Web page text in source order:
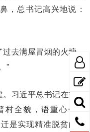
，总书记高兴地说：
去满屋冒烟的火塘，
”
习近平总书记在吉地
村全貌，语重心长地
是实现精准脱贫的有